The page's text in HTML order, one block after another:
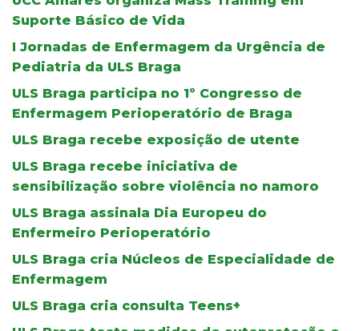
Suporte Básico de Vida
I Jornadas de Enfermagem da Urgência de
Pediatria da ULS Braga
ULS Braga participa no 1º Congresso de
Enfermagem Perioperatório de Braga
ULS Braga recebe exposição de utente
ULS Braga recebe iniciativa de
sensibilização sobre violência no namoro
ULS Braga assinala Dia Europeu do
Enfermeiro Perioperatório
ULS Braga cria Núcleos de Especialidade de
Enfermagem
ULS Braga cria consulta Teens+